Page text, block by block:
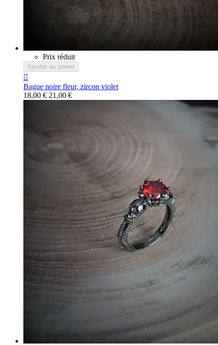
Prix réduit
Ajouter au panier

Bague noire fleur, zircon violet
18,00 € 21,00 €